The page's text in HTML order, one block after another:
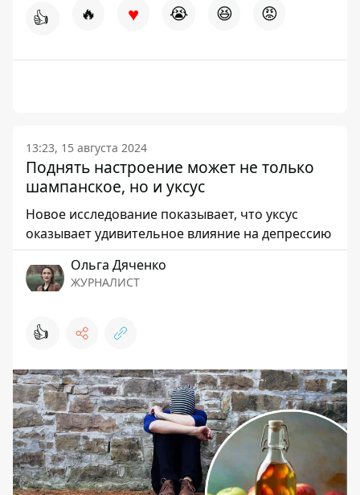
👍 🔥 ♥ 😭 😆 😡
13:23, 15 августа 2024
Поднять настроение может не только
шампанское, но и уксус
Новое исследование показывает, что уксус
оказывает удивительное влияние на депрессию
Ольга Дяченко
ЖУРНАЛИСТ
👍